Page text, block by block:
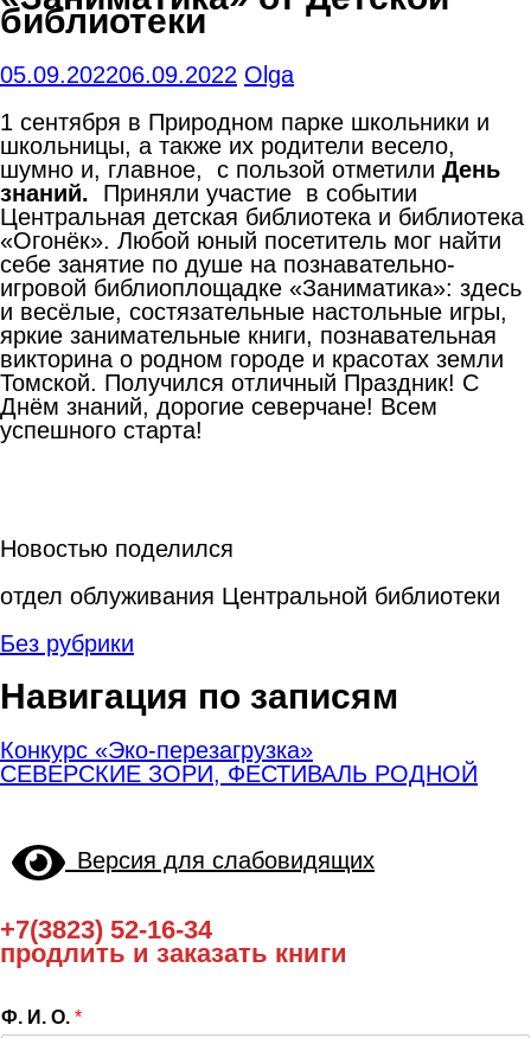
библиотеки
05.09.202206.09.2022 Olga
1 сентября в Природном парке школьники и
школьницы, а также их родители весело,
шумно и, главное, с пользой отметили День
знаний.
Приняли участие в событии
Центральная детская библиотека и библиотека
«Огонёк». Любой юный посетитель мог найти
себе занятие по душе на познавательно-
игровой библиоплощадке «Заниматика»: здесь
и весёлые, состязательные настольные игры,
яркие занимательные книги, познавательная
викторина о родном городе и красотах земли
Томской. Получился отличный Праздник! С
Днём знаний, дорогие северчане! Всем
успешного старта!
Новостью поделился
отдел облуживания Центральной библиотеки
Без рубрики
Навигация по записям
Конкурс «Эко-перезагрузка»
СЕВЕРСКИЕ ЗОРИ, ФЕСТИВАЛЬ РОДНОЙ
Версия для слабовидящих
+7(3823) 52-16-34
продлить и заказать книги
Ф. И. О. *